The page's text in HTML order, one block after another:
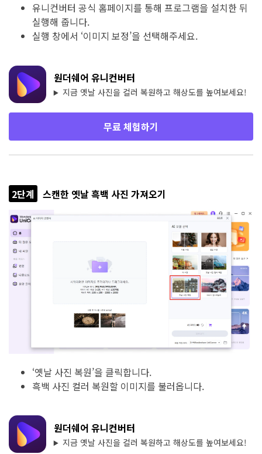
유니컨버터 공식 홈페이지를 통해 프로그램을 설치한 뒤
실행해 줍니다.
실행 창에서 ‘이미지 보정’을 선택해주세요.
원더쉐어 유니컨버터
지금 옛날 사진을 컬러 복원하고 해상도를 높여보세요!
무료 체험하기
2단계 스캔한 옛날 흑백 사진 가져오기
‘옛날 사진 복원’을 클릭합니다.
흑백 사진 컬러 복원할 이미지를 불러옵니다.
원더쉐어 유니컨버터
지금 옛날 사진을 컬러 복원하고 해상도를 높여보세요!